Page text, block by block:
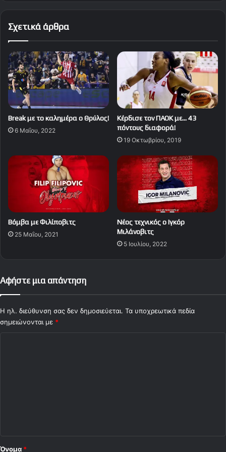
Σχετικά άρθρα
Break με το καλημέρα ο Θρύλος!
6 Μαΐου, 2022
Κέρδισε τον ΠΑΟΚ με… 43
πόντους διαφορά!
19 Οκτωβρίου, 2019
Βόμβα με Φιλίποβιτς
25 Μαΐου, 2021
Νέος τεχνικός ο Ιγκόρ
Μιλάνοβιτς
5 Ιουλίου, 2022
Αφήστε μια απάντηση
Η ηλ. διεύθυνση σας δεν δημοσιεύεται. Τα υποχρεωτικά πεδία
σημειώνονται με *
Όνομα *